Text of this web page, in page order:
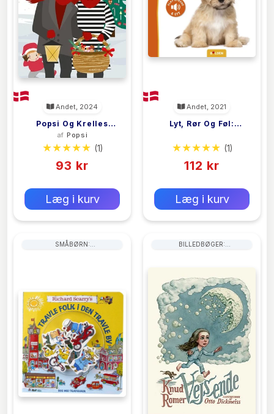
Andet, 2024
Popsi Og Krelles
Julesange
af Popsi
(1)
93 kr
Læg i kurv
Andet, 2021
Lyt, Rør Og Føl:
(1)
112 kr
Læg i kurv
SMÅBØRN:
BILLEDBØGER: